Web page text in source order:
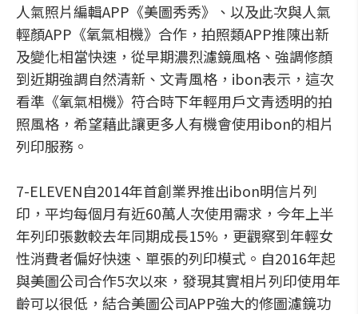
人氣照片編輯APP《美圖秀秀》、以及此次與人氣
輕顏APP《氧氣相機》合作，拍照類APP推陳出新
及變化相當快速，從早期濃烈濾鏡風格、強調修顏
到近期強調自然清新、文青風格，ibon表示，這次
看準《氧氣相機》符合時下年輕用戶文青透明的拍
照風格，希望藉此讓更多人有機會使用ibon的相片
列印服務。
7-ELEVEN自2014年首創業界推出ibon明信片列
印，平均每個月有近60萬人次使用需求，今年上半
年列印張數較去年同期成長15%，更觀察到年輕女
性消費者偏好快速、單張的列印模式。自2016年起
與美圖公司合作5次以來，發現其實相片列印使用年
齡可以很低，結合美圖公司APP強大的修圖濾鏡功